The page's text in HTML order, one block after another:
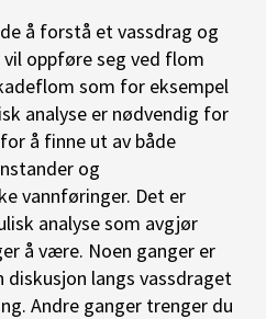
å forstå et vassdrag og
oppføre seg ved flom
som for eksempel
analyse er nødvendig for
å finne ut av både
og
vannføringer. Det er
analyse som avgjør
å være. Noen ganger er
langs vassdraget
Andre ganger trenger du